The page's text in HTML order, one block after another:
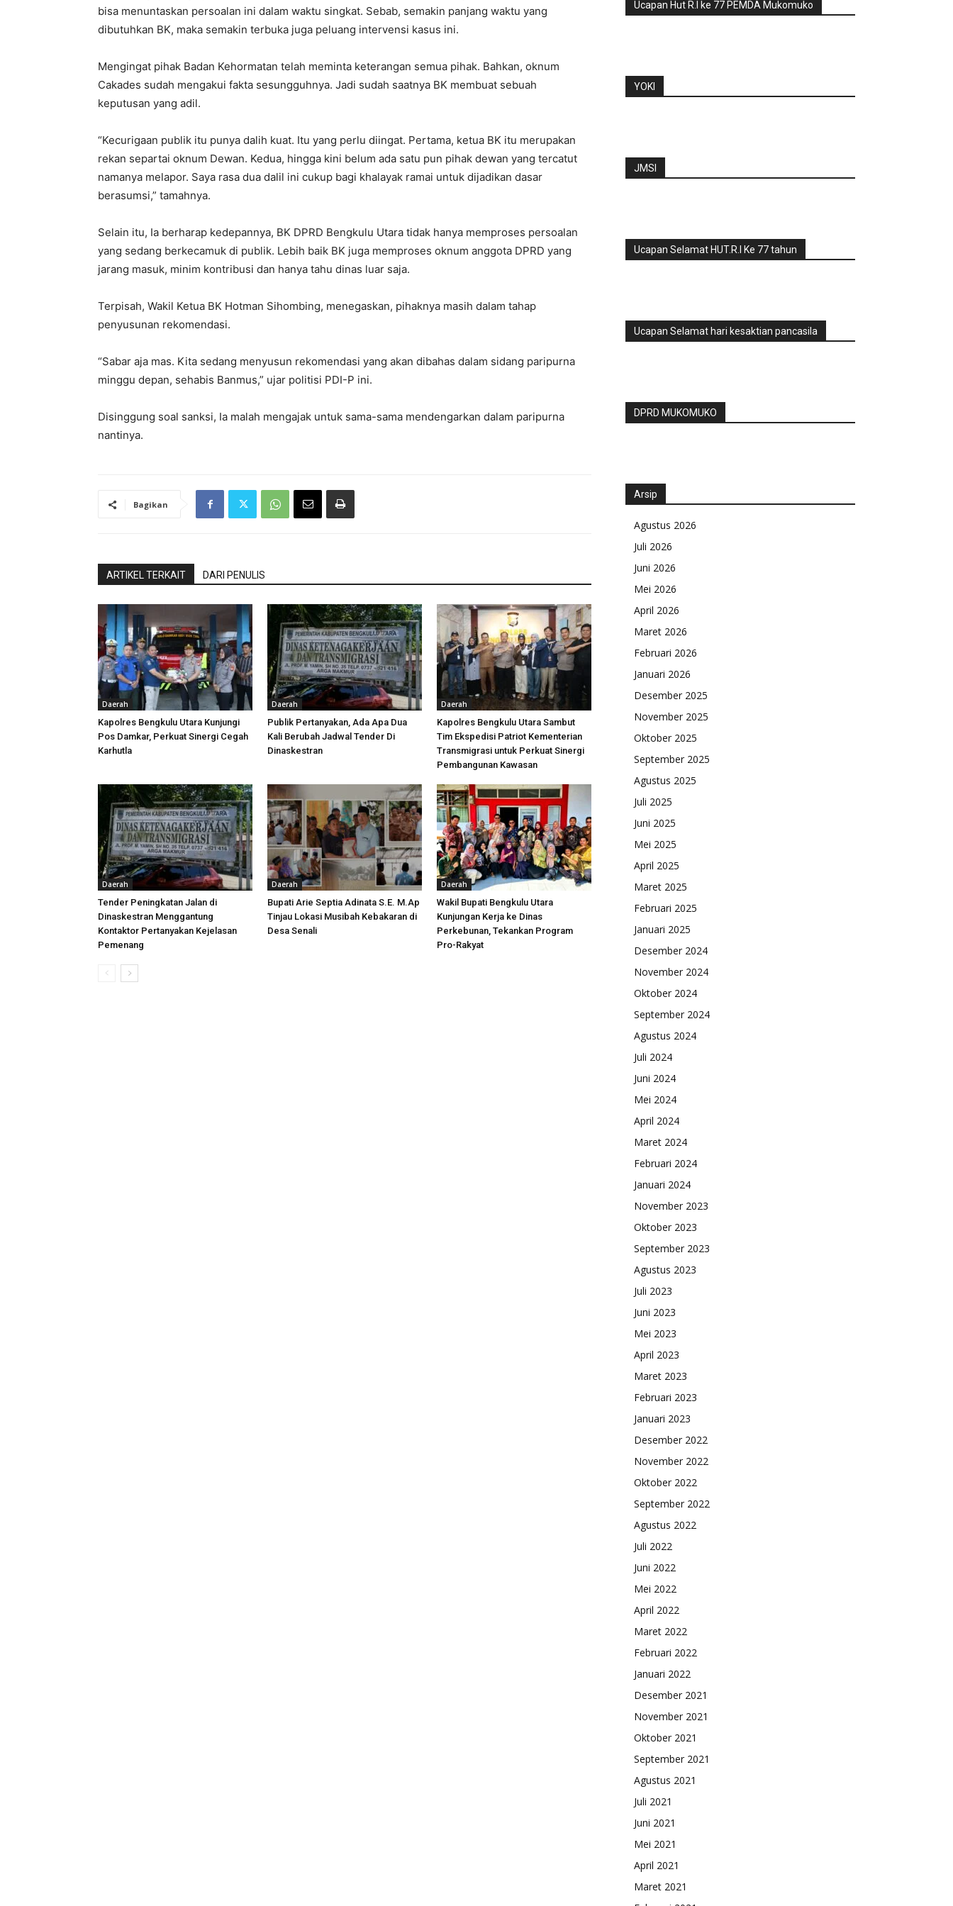
bisa menuntaskan persoalan ini dalam waktu singkat. Sebab, semakin panjang waktu yang
dibutuhkan BK, maka semakin terbuka juga peluang intervensi kasus ini.
Mengingat pihak Badan Kehormatan telah meminta keterangan semua pihak. Bahkan, oknum
Cakades sudah mengakui fakta sesungguhnya. Jadi sudah saatnya BK membuat sebuah
keputusan yang adil.
“Kecurigaan publik itu punya dalih kuat. Itu yang perlu diingat. Pertama, ketua BK itu merupakan
rekan separtai oknum Dewan. Kedua, hingga kini belum ada satu pun pihak dewan yang tercatut
namanya melapor. Saya rasa dua dalil ini cukup bagi khalayak ramai untuk dijadikan dasar
berasumsi,” tamahnya.
Selain itu, Ia berharap kedepannya, BK DPRD Bengkulu Utara tidak hanya memproses persoalan
yang sedang berkecamuk di publik. Lebih baik BK juga memproses oknum anggota DPRD yang
jarang masuk, minim kontribusi dan hanya tahu dinas luar saja.
Terpisah, Wakil Ketua BK Hotman Sihombing, menegaskan, pihaknya masih dalam tahap
penyusunan rekomendasi.
“Sabar aja mas. Kita sedang menyusun rekomendasi yang akan dibahas dalam sidang paripurna
minggu depan, sehabis Banmus,” ujar politisi PDI-P ini.
Disinggung soal sanksi, Ia malah mengajak untuk sama-sama mendengarkan dalam paripurna
nantinya.
Bagikan
ARTIKEL TERKAIT DARI PENULIS
Daerah
Kapolres Bengkulu Utara Kunjungi
Pos Damkar, Perkuat Sinergi Cegah
Karhutla
Daerah
Publik Pertanyakan, Ada Apa Dua
Kali Berubah Jadwal Tender Di
Dinaskestran
Daerah
Kapolres Bengkulu Utara Sambut
Tim Ekspedisi Patriot Kementerian
Transmigrasi untuk Perkuat Sinergi
Pembangunan Kawasan
Daerah
Tender Peningkatan Jalan di
Dinaskestran Menggantung
Kontaktor Pertanyakan Kejelasan
Pemenang
Daerah
Bupati Arie Septia Adinata S.E. M.Ap
Tinjau Lokasi Musibah Kebakaran di
Desa Senali
Daerah
Wakil Bupati Bengkulu Utara
Kunjungan Kerja ke Dinas
Perkebunan, Tekankan Program
Pro-Rakyat
Ucapan Hut R.I ke 77 PEMDA Mukomuko
YOKI
JMSI
Ucapan Selamat HUT.R.I Ke 77 tahun
Ucapan Selamat hari kesaktian pancasila
DPRD MUKOMUKO
Arsip
Agustus 2026
Juli 2026
Juni 2026
Mei 2026
April 2026
Maret 2026
Februari 2026
Januari 2026
Desember 2025
November 2025
Oktober 2025
September 2025
Agustus 2025
Juli 2025
Juni 2025
Mei 2025
April 2025
Maret 2025
Februari 2025
Januari 2025
Desember 2024
November 2024
Oktober 2024
September 2024
Agustus 2024
Juli 2024
Juni 2024
Mei 2024
April 2024
Maret 2024
Februari 2024
Januari 2024
November 2023
Oktober 2023
September 2023
Agustus 2023
Juli 2023
Juni 2023
Mei 2023
April 2023
Maret 2023
Februari 2023
Januari 2023
Desember 2022
November 2022
Oktober 2022
September 2022
Agustus 2022
Juli 2022
Juni 2022
Mei 2022
April 2022
Maret 2022
Februari 2022
Januari 2022
Desember 2021
November 2021
Oktober 2021
September 2021
Agustus 2021
Juli 2021
Juni 2021
Mei 2021
April 2021
Maret 2021